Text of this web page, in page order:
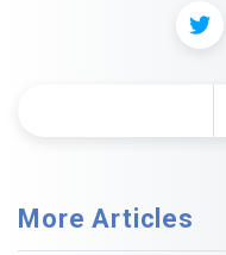
More Articles